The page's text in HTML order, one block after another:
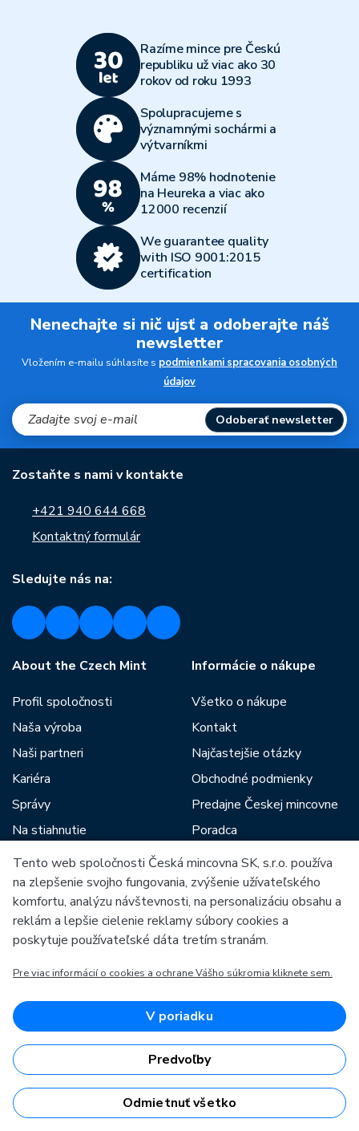
Razíme mince pre Českú
republiku už viac ako 30
rokov od roku 1993
Spolupracujeme s
významnými sochármi a
výtvarníkmi
Máme 98% hodnotenie
na Heureka a viac ako
12000 recenzií
We guarantee quality
with ISO 9001:2015
certification
Nenechajte si nič ujsť a odoberajte náš
newsletter
Vložením e-mailu súhlasíte s podmienkami spracovania osobných
údajov
Odoberať newsletter
Zostaňte s nami v kontakte
+421 940 644 668
Kontaktný formulár
Sledujte nás na:
About the Czech Mint
Profil spoločnosti
Naša výroba
Naši partneri
Kariéra
Správy
Na stiahnutie
Informácie o nákupe
Všetko o nákupe
Kontakt
Najčastejšie otázky
Obchodné podmienky
Predajne Českej mincovne
Poradca
Blog
Medzi našich partnerov patria:
Európsky fond pre regionálny rozvoj
Európsky fond pre regionálny rozvoj
Tento web spoločnosti Česká mincovna SK, s.r.o. používa
na zlepšenie svojho fungovania, zvýšenie užívateľského
komfortu, analýzu návštevnosti, na personalizáciu obsahu a
reklám a lepšie cielenie reklamy súbory cookies a
poskytuje používateľské dáta tretím stranám.
Pre viac informácií o cookies a ochrane Vášho súkromia kliknete sem.
V poriadku
Predvoľby
Odmietnuť všetko